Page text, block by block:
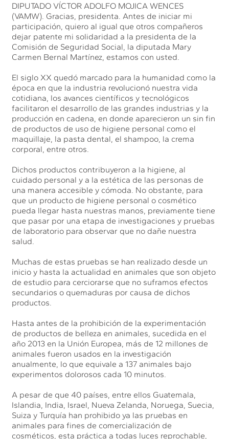
DIPUTADO VÍCTOR ADOLFO MOJICA WENCES
(VAMW). Gracias, presidenta. Antes de iniciar mi
participación, quiero al igual que otros compañeros
dejar patente mi solidaridad a la presidenta de la
Comisión de Seguridad Social, la diputada Mary
Carmen Bernal Martínez, estamos con usted.
El siglo XX quedó marcado para la humanidad como la
época en que la industria revolucionó nuestra vida
cotidiana, los avances científicos y tecnológicos
facilitaron el desarrollo de las grandes industrias y la
producción en cadena, en donde aparecieron un sin fin
de productos de uso de higiene personal como el
maquillaje, la pasta dental, el shampoo, la crema
corporal, entre otros.
Dichos productos contribuyeron a la higiene, al
cuidado personal y a la estética de las personas de
una manera accesible y cómoda. No obstante, para
que un producto de higiene personal o cosmético
pueda llegar hasta nuestras manos, previamente tiene
que pasar por una etapa de investigaciones y pruebas
de laboratorio para observar que no dañe nuestra
salud.
Muchas de estas pruebas se han realizado desde un
inicio y hasta la actualidad en animales que son objeto
de estudio para cerciorarse que no suframos efectos
secundarios o quemaduras por causa de dichos
productos.
Hasta antes de la prohibición de la experimentación
de productos de belleza en animales, sucedida en el
año 2013 en la Unión Europea, más de 12 millones de
animales fueron usados en la investigación
anualmente, lo que equivale a 137 animales bajo
experimentos dolorosos cada 10 minutos.
A pesar de que 40 países, entre ellos Guatemala,
Islandia, India, Israel, Nueva Zelanda, Noruega, Suecia,
Suiza y Turquía han prohibido ya las pruebas en
animales para fines de comercialización de
cosméticos, esta práctica a todas luces reprochable,